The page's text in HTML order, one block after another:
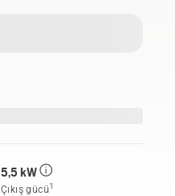
5,5 kW
Çıkış gücü1